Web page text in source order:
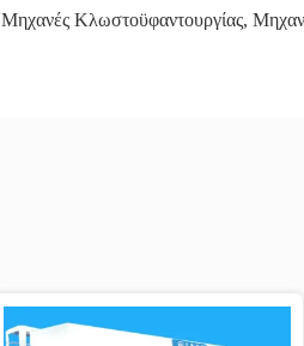
Μηχανές Κλωστοϋφαντουργίας,